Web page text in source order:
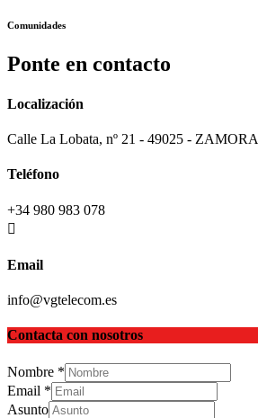
Comunidades
Ponte en contacto
Localización
Calle La Lobata, nº 21 - 49025 - ZAMORA
Teléfono
+34 980 983 078
Email
info@vgtelecom.es
Contacta con nosotros
Nombre *
Email *
Asunto